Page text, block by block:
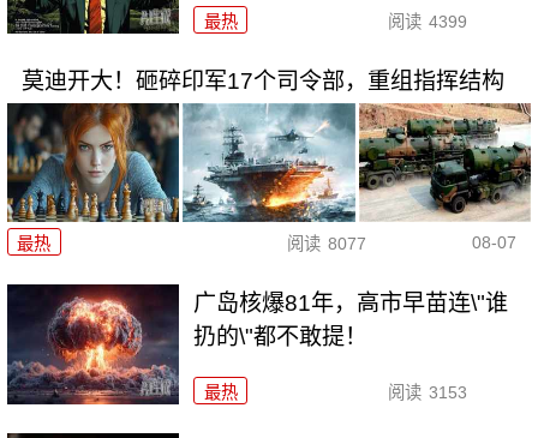
最热 阅读 4399
莫迪开大！砸碎印军17个司令部，重组指挥结构
最热 阅读 8077 08-07
广岛核爆81年，高市早苗连\"谁
扔的\"都不敢提！
最热 阅读 3153